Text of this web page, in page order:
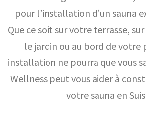
pour l’installation d’un sauna
Que ce soit sur votre terrasse,
le jardin ou au bord de votre
installation ne pourra que vous
Wellness peut vous aider à
votre sauna en